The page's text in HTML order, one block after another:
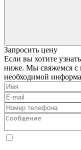
Запросить цену
Если вы хотите
ниже. Мы свяжемся с
необходимой